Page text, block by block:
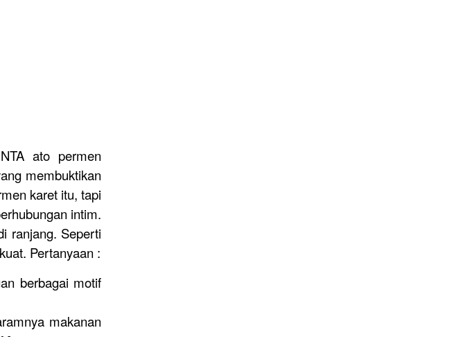
ato permen
membuktikan
karet itu, tapi
intim.
ranjang. Seperti
Pertanyaan :
berbagai motif
makanan